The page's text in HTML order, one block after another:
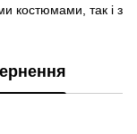
костюмами, так і з